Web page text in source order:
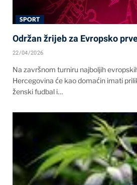
SPORT
Održan žrijeb za Evropsko
22/04/2026
Na završnom turniru najboljih
Hercegovina će kao domaćin imati
ženski fudbal i…